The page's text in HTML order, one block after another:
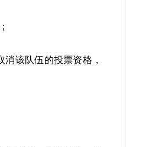
该队伍的投票资格，